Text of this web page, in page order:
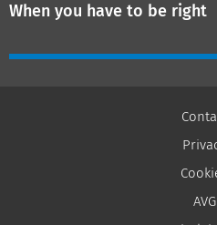
When you have to be right
AVG